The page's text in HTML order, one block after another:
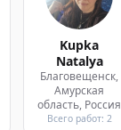
Kupka
Natalya
Благовещенск,
Амурская
область, Россия
Всего работ: 2